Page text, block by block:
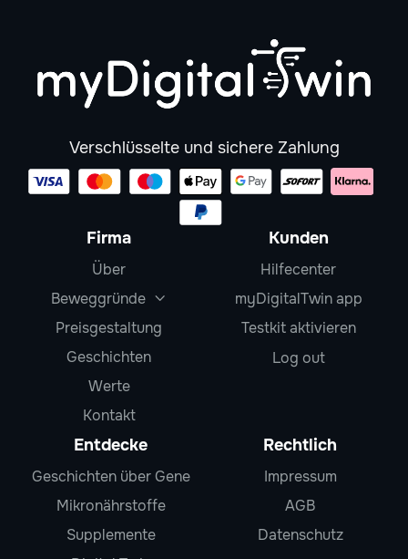
Verschlüsselte und sichere Zahlung
Firma
Über
Beweggründe

Preisgestaltung
Geschichten
Werte
Kontakt
Kunden
Hilfecenter
myDigitalTwin app
Testkit aktivieren
Log out
Entdecke
Geschichten über Gene
Mikronährstoffe
Supplemente
Rechtlich
Impressum
AGB
Datenschutz